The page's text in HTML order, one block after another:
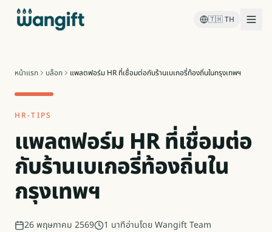
🇹🇭TH
หน้าแรก บล็อก แพลตฟอร์ม HR ที่เชื่อมต่อกับร้านเบเกอรี่ท้องถิ่นในกรุงเทพฯ
HR-TIPS
แพลตฟอร์ม HR ที่เชื่อมต่อ
กับร้านเบเกอรี่ท้องถิ่นใน
กรุงเทพฯ
26 พฤษภาคม 2569 1 นาทีอ่านโดยWangift Team